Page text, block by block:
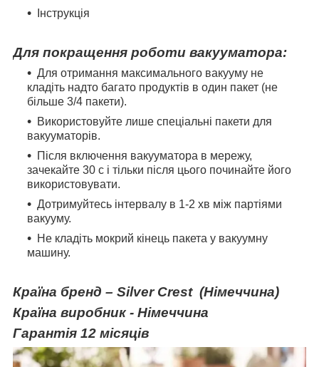
Інструкція
Для покращення роботи вакууматора:
Для отримання максимального вакууму не
кладіть надто багато продуктів в один пакет (не
більше 3/4 пакети).
Використовуйте лише спеціальні пакети для
вакууматорів.
Після включення вакууматора в мережу,
зачекайте 30 с і тільки після цього починайте його
використовувати.
Дотримуйтесь інтервалу в 1-2 хв між партіями
вакууму.
Не кладіть мокрий кінець пакета у вакуумну
машину.
Країна бренд – Silver Crest (Німеччина)
Країна виробник - Німеччина
Гарантія 12 місяців